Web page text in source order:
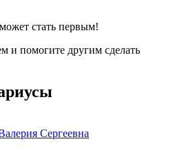
стать первым!
и помогите другим сделать
Сергеевна